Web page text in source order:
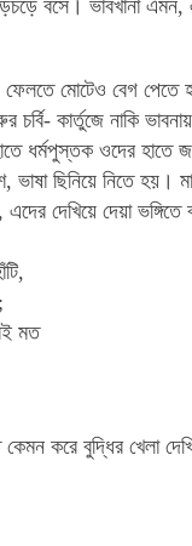
বসে। ভাবখানা
ফেলতে মোটেও বেগ
চর্বি- কার্তুজে নাকি
ধর্মপুস্তক ওদের হাতে
ছিনিয়ে নিতে হয়।
দেখিয়ে দেয়া
মত
করে বুদ্ধির খেলা